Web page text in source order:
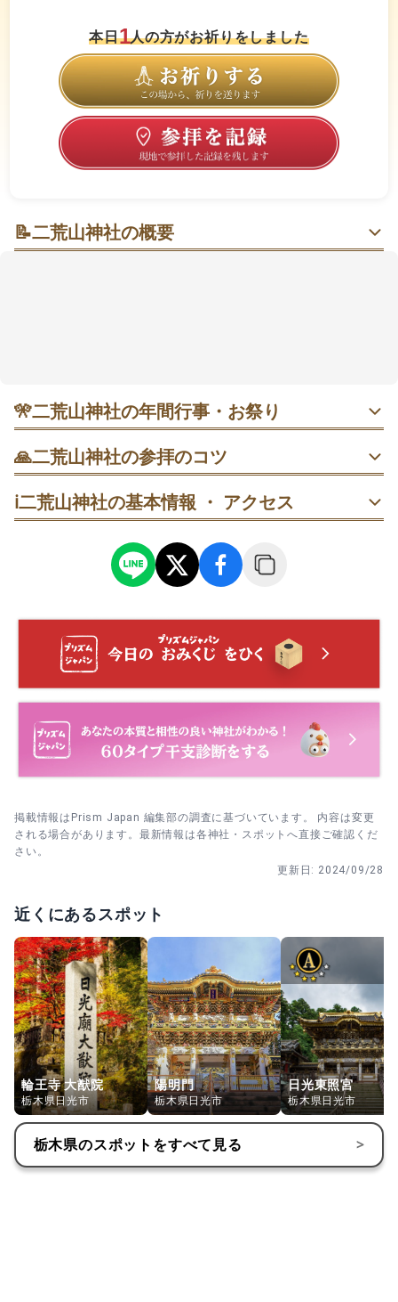
本日1人の方がお祈りをしました
📝二荒山神社の概要
の時期は訪れる人々を魅了します。
また、神社は日光東照宮など他の重要な観光スポット
にも近く、日光を代表する文化財の一つとして知られ
ています。
周辺には日光の伝統料理を楽しめる飲食店も多く、地
元の味覚も楽しむことができます。
🎌二荒山神社の年間行事・お祭り
4月16日 弥生祭 宵祭・神輿発輿ほか｜朝は比較的余裕。ま
ず神社を参拝し、花家体の出発地点へ移動すると見物しや
すい。市街は混むため徒歩移動が安心。
13時以降の再参拝が狙い目。市街巡行後はバスが混雑する
ため、時間に余裕をもって戻るとスムーズ。
🙏二荒山神社の参拝のコツ
東照宮側から上新道を歩き、楼門→銅鳥居→拝殿の順に参
拝。写真は参道の端に寄り、参拝の列を妨げない位置で。
神橋たもとで一礼→上新道へ進み、楼門へ。人が写り込み
やすいので朝の時間帯に到着を。
拝殿で参拝→神苑受付→順路に沿って御神木、霊泉、末社
の順に。撮影は案内に従い静かに。
楼門から境内奥へ進み、夫婦杉と親子杉の前で一礼→短く
祈って次の人に譲る。
開式前の朝に本社を参拝→市街の出発地点へ移動して花家
ℹ️二荒山神社の基本情報 ・ アクセス
掲載情報はPrism Japan 編集部の調査に基づいています。 内容は変更
される場合があります。最新情報は各神社・スポットへ直接ご確認くだ
さい。
更新日: 2024/09/28
近くにあるスポット
輪王寺 大猷院
栃木県日光市
陽明門
栃木県日光市
日光東照宮
栃木県日光市
栃木県のスポットをすべて見る >